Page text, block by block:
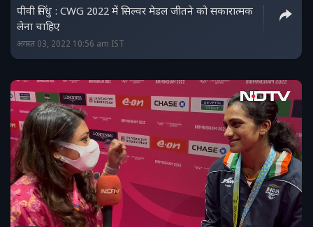
पीवी सिंधु : CWG 2022 में सिल्वर मेडल जीतने को सकारात्मक
लेना चाहिए
अगस्त 03, 2022 10:56 am IST